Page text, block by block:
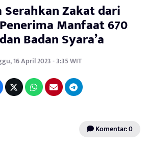
Serahkan Zakat dari
Manfaat 670
Badan Syara’a
16 April 2023 - 3:35 WIT
Komentar: 0